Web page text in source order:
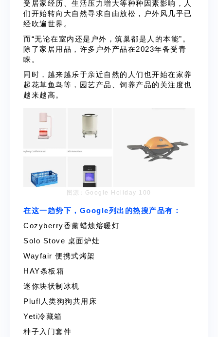
受居家经历、生活压力增大等种种因素影响，人
们开始转向大自然寻求自由放松，户外风几乎已
经吹遍世界。
而“无论在室内还是户外，筑巢都是人的本能”。
除了家居用品，许多户外产品在2023年备受青
睐。
同时，越来越乐于亲近自然的人们也开始在家养
起花草鱼鸟等，园艺产品、饲养产品的关注度也
越来越高。
图源： Google Holiday 100
在这一趋势下，Google列出的热搜产品有：
Cozyberry香薰蜡烛熔暖灯
Solo Stove 桌面炉灶
Wayfair 便携式烤架
HAY条板箱
迷你块状制冰机
Plufl人类狗狗共用床
Yeti冷藏箱
种子入门套件